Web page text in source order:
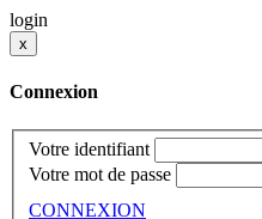
login
x
Connexion
Votre identifiant
Votre mot de passe
CONNEXION